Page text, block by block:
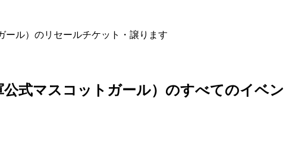
ール）のリセールチケット・譲ります
式マスコットガール）のすべてのイベン